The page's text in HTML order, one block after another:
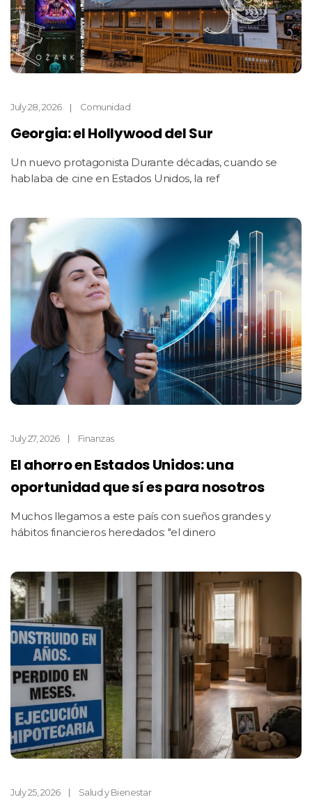
July 28, 2026 Comunidad
Georgia: el Hollywood del Sur
Un nuevo protagonista Durante décadas, cuando se
hablaba de cine en Estados Unidos, la ref
July 27, 2026 Finanzas
El ahorro en Estados Unidos: una
oportunidad que sí es para nosotros
Muchos llegamos a este país con sueños grandes y
hábitos financieros heredados: "el dinero
July 25, 2026 Salud y Bienestar